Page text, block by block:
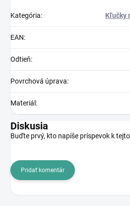
Kategória: Kľučky
EAN:
Odtieň:
Povrchová úprava:
Materiál :
Diskusia
Buďte prvý, kto napíše príspevok k
Pridať komentár